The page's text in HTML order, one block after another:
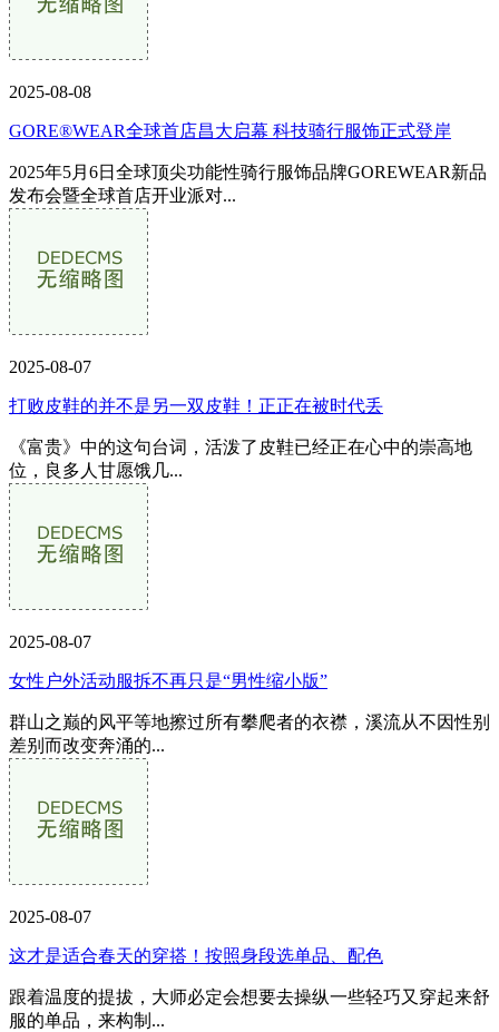
2025-08-08
GORE®WEAR全球首店昌大启幕 科技骑行服饰正式登岸
2025年5月6日全球顶尖功能性骑行服饰品牌GOREWEAR新品
发布会暨全球首店开业派对...
2025-08-07
打败皮鞋的并不是另一双皮鞋！正正在被时代丢
《富贵》中的这句台词，活泼了皮鞋已经正在心中的崇高地
位，良多人甘愿饿几...
2025-08-07
女性户外活动服拆不再只是“男性缩小版”
群山之巅的风平等地擦过所有攀爬者的衣襟，溪流从不因性别
差别而改变奔涌的...
2025-08-07
这才是适合春天的穿搭！按照身段选单品、配色
跟着温度的提拔，大师必定会想要去操纵一些轻巧又穿起来舒
服的单品，来构制...